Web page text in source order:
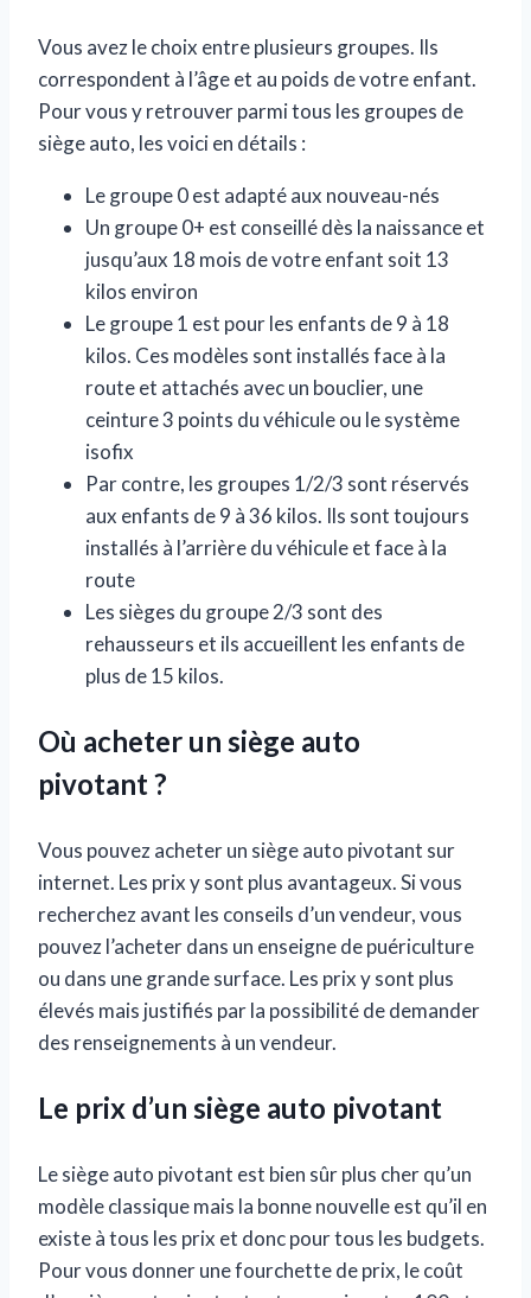
Vous avez le choix entre plusieurs groupes. Ils
correspondent à l’âge et au poids de votre enfant.
Pour vous y retrouver parmi tous les groupes de
siège auto, les voici en détails :
Le groupe 0 est adapté aux nouveau-nés
Un groupe 0+ est conseillé dès la naissance et
jusqu’aux 18 mois de votre enfant soit 13
kilos environ
Le groupe 1 est pour les enfants de 9 à 18
kilos. Ces modèles sont installés face à la
route et attachés avec un bouclier, une
ceinture 3 points du véhicule ou le système
isofix
Par contre, les groupes 1/2/3 sont réservés
aux enfants de 9 à 36 kilos. Ils sont toujours
installés à l’arrière du véhicule et face à la
route
Les sièges du groupe 2/3 sont des
rehausseurs et ils accueillent les enfants de
plus de 15 kilos.
Où acheter un siège auto
pivotant ?
Vous pouvez acheter un siège auto pivotant sur
internet. Les prix y sont plus avantageux. Si vous
recherchez avant les conseils d’un vendeur, vous
pouvez l’acheter dans un enseigne de puériculture
ou dans une grande surface. Les prix y sont plus
élevés mais justifiés par la possibilité de demander
des renseignements à un vendeur.
Le prix d’un siège auto pivotant
Le siège auto pivotant est bien sûr plus cher qu’un
modèle classique mais la bonne nouvelle est qu’il en
existe à tous les prix et donc pour tous les budgets.
Pour vous donner une fourchette de prix, le coût